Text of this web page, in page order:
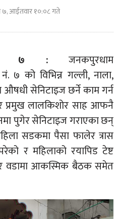
आईतवार १०:०८ गते
७ : जनकपुरधाम
७ को विभिन्न गल्ली, नाला,
सेनिटाइज छर्ने काम गर्न
प्रमुख लालकिशोर साह आफनै
पुगेर सेनिटाइज गराएका छन्
सडकमा पैसा फालेर त्रास
र महिलाको रयापिड टेष्ट
वडामा आकस्मिक बैठक समेत